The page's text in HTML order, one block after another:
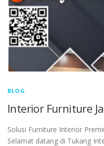
BLOG
Interior Furniture
Solusi Furniture Interior
Selamat datang di Tukang